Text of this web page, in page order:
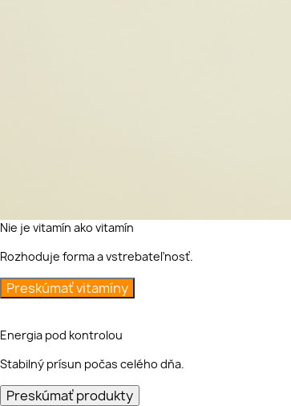
Nie je vitamín ako vitamín
Rozhoduje forma a vstrebateľnosť.
Preskúmať vitamíny
Energia pod kontrolou
Stabilný prísun počas celého dňa.
Preskúmať produkty